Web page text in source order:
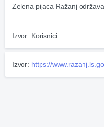
Zelena pijaca Ražanj
Izvor: Korisnici
Izvor: https://